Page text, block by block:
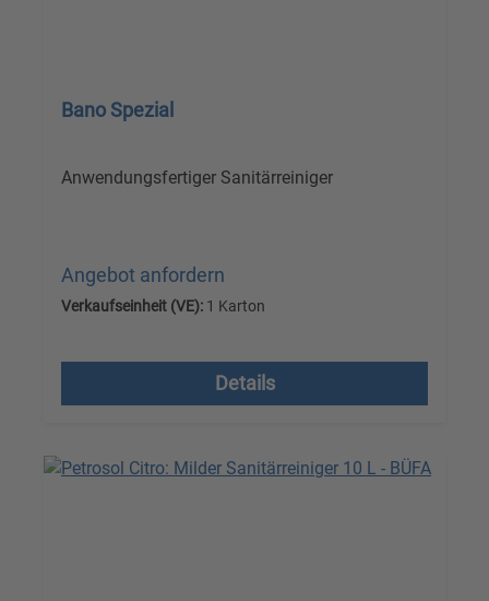
Bano Spezial
Anwendungsfertiger Sanitärreiniger
Angebot anfordern
Verkaufseinheit (VE): 1 Karton
Details